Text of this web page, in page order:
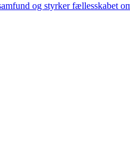
og styrker fællesskabet